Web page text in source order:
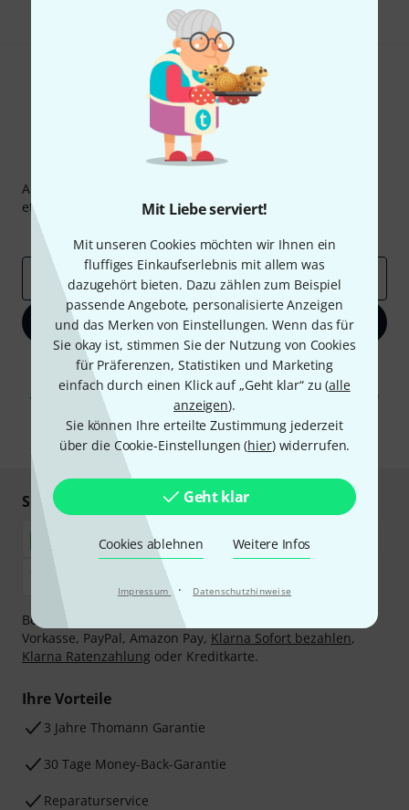
Mit Liebe serviert!
Mit unseren Cookies möchten wir Ihnen ein
fluffiges Einkaufserlebnis mit allem was
dazugehört bieten. Dazu zählen zum Beispiel
passende Angebote, personalisierte Anzeigen
und das Merken von Einstellungen. Wenn das für
Sie okay ist, stimmen Sie der Nutzung von Cookies
für Präferenzen, Statistiken und Marketing
einfach durch einen Klick auf „Geht klar“ zu (alle
anzeigen).
Sie können Ihre erteilte Zustimmung jederzeit
über die Cookie-Einstellungen (hier) widerrufen.
Geht klar
Cookies ablehnen Weitere Infos
Impressum · Datenschutzhinweise
Thomann Newsletter
Abonniere den Thomann Newsletter und gewinne mit
etwas Glück einen von50 Gutscheinenüber jeweils
E-Mail-Adresse*
Jetzt anmelden
Mit Klick auf „Jetzt anmelden“ stimmen Sie dem Erhalt von E-Mail-
Werbung und einer Messung des E-Mail-Nutzungsverhaltens zu. Die
Abmeldung ist jederzeit möglich. Weitere Informationen finden Sie in
Datenschutzhinweisen
* Pflichtfeld
Sicher einkaufen & bezahlen
Bezahlen Sie vertraulich und sicher per Nachnahme,
Vorkasse, PayPal, Amazon Pay, Klarna Sofort bezahlen,
Klarna Ratenzahlung oder Kreditkarte.
Ihre Vorteile
3 Jahre Thomann Garantie
30 Tage Money-Back-Garantie
Reparaturservice